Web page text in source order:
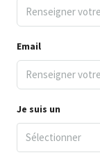
Email
Je suis un
Sélectionner